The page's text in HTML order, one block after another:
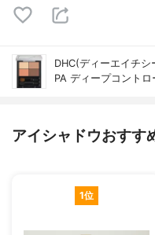
DHC(ディーエイチシ
PA ディープコント
アイシャドウおすす
1位